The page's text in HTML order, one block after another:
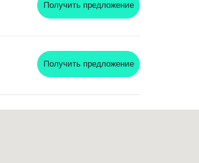
Получить предложение
Получить предложение